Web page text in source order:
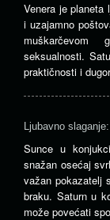
Venera je
i uzajamno
seksualnosti.
praktičnosti i
Ljubavno
Sunce u
snažan osećaj
važan pokazatelj
braku. Saturn u
može povećati